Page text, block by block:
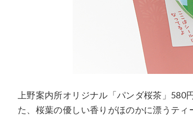
上野案内所オリジナル「パンダ桜茶」580
た、桜葉の優しい香りがほのかに漂うテ